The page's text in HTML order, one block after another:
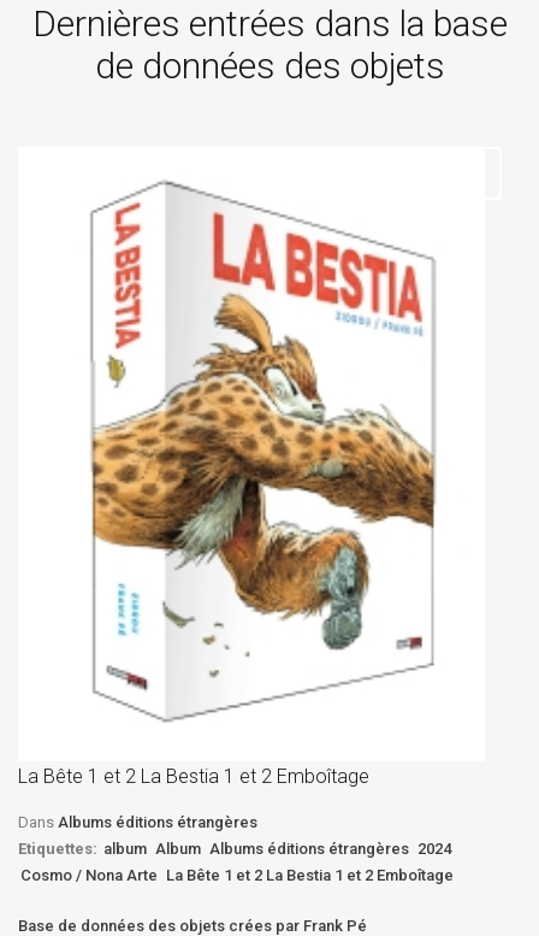
Dernières entrées dans la base
de données des objets
La Bête 1 et 2 La Bestia 1 et 2 Emboîtage
Dans Albums éditions étrangères
Etiquettes: album Album Albums éditions étrangères 2024
Cosmo / Nona Arte La Bête 1 et 2 La Bestia 1 et 2 Emboîtage
Base de données des objets crées par Frank Pé